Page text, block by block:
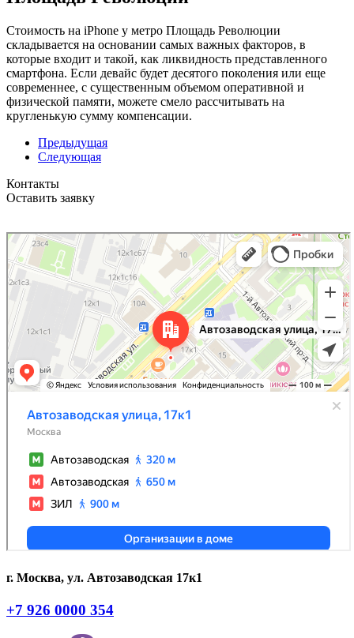
Стоимость на iPhone у метро Площадь Революции
складывается на основании самых важных факторов, в
которые входит и такой, как ликвидность представленного
смартфона. Если девайс будет десятого поколения или еще
современнее, с существенным объемом оперативной и
физической памяти, можете смело рассчитывать на
кругленькую сумму компенсации.
Предыдущая
Следующая
Контакты
Оставить заявку
г. Москва, ул. Автозаводская 17к1
+7 926 0000 354